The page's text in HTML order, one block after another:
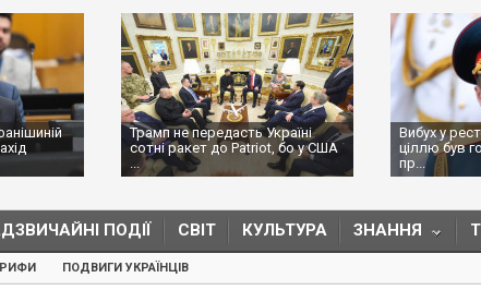
Трамп не передасть Україні
сотні ракет до Patriot, бо у США
...
Вибух у
ціллю був
пр...
ПОДІЇ СВІТ КУЛЬТУРА ЗНАННЯ
ПОДВИГИ УКРАЇНЦІВ